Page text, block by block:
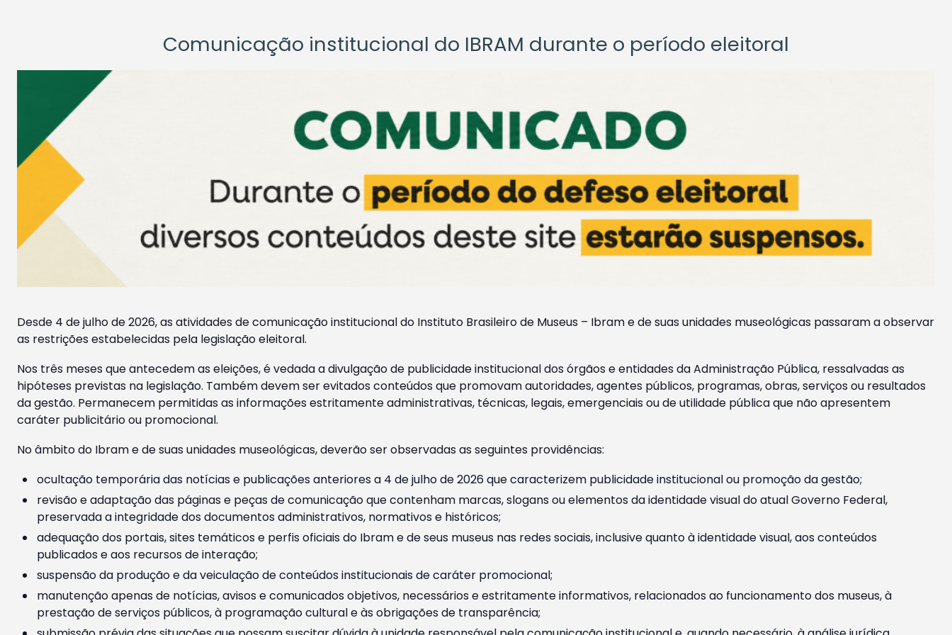
Comunicação institucional do IBRAM durante o período eleitoral
Desde 4 de julho de 2026, as atividades de comunicação institucional do Instituto Brasileiro de Museus – Ibram e de suas unidades museológicas passaram a observar
as restrições estabelecidas pela legislação eleitoral.
Nos três meses que antecedem as eleições, é vedada a divulgação de publicidade institucional dos órgãos e entidades da Administração Pública, ressalvadas as
hipóteses previstas na legislação. Também devem ser evitados conteúdos que promovam autoridades, agentes públicos, programas, obras, serviços ou resultados
da gestão. Permanecem permitidas as informações estritamente administrativas, técnicas, legais, emergenciais ou de utilidade pública que não apresentem
caráter publicitário ou promocional.
No âmbito do Ibram e de suas unidades museológicas, deverão ser observadas as seguintes providências:
ocultação temporária das notícias e publicações anteriores a 4 de julho de 2026 que caracterizem publicidade institucional ou promoção da gestão;
revisão e adaptação das páginas e peças de comunicação que contenham marcas, slogans ou elementos da identidade visual do atual Governo Federal,
preservada a integridade dos documentos administrativos, normativos e históricos;
adequação dos portais, sites temáticos e perfis oficiais do Ibram e de seus museus nas redes sociais, inclusive quanto à identidade visual, aos conteúdos
publicados e aos recursos de interação;
suspensão da produção e da veiculação de conteúdos institucionais de caráter promocional;
manutenção apenas de notícias, avisos e comunicados objetivos, necessários e estritamente informativos, relacionados ao funcionamento dos museus, à
prestação de serviços públicos, à programação cultural e às obrigações de transparência;